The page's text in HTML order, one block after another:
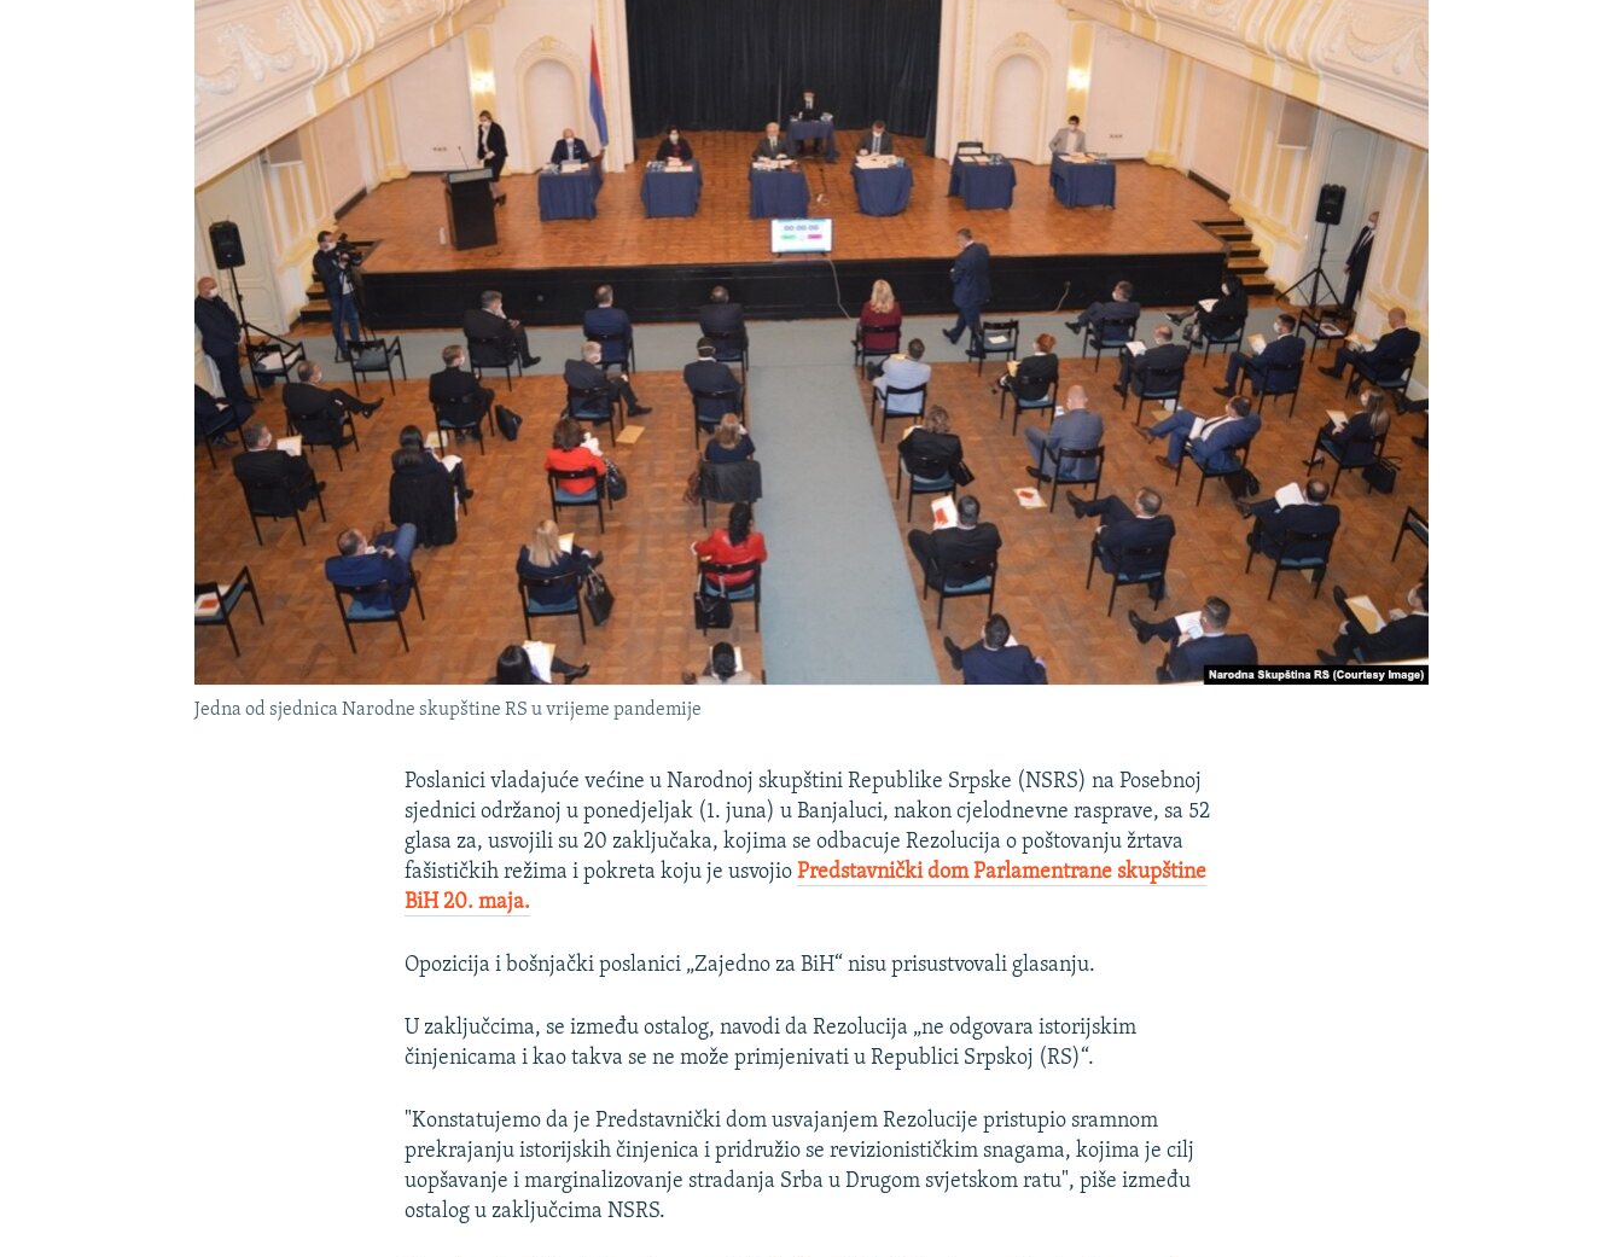
POPLAVE I KLIZIŠTA U BIH 2024.
TRI DECENIJE OD RATA U BIH
NASTANAK I RASPAD JUGOSLAVIJE
Jedna od sjednica Narodne skupštine RS u vrijeme pandemije
Poslanici vladajuće većine u Narodnoj skupštini Republike Srpske (NSRS) na Posebnoj
sjednici održanoj u ponedjeljak (1. juna) u Banjaluci, nakon cjelodnevne rasprave, sa 52
glasa za, usvojili su 20 zaključaka, kojima se odbacuje Rezolucija o poštovanju žrtava
fašističkih režima i pokreta koju je usvojioPredstavnički dom Parlamentrane skupštine
BiH 20. maja.
Opozicija i bošnjački poslanici „Zajedno za BiH“ nisu prisustvovali glasanju.
U zaključcima, se između ostalog, navodi da Rezolucija „ne odgovara istorijskim
činjenicama i kao takva se ne može primjenivati u Republici Srpskoj (RS)“.
"Konstatujemo da je Predstavnički dom usvajanjem Rezolucije pristupio sramnom
prekrajanju istorijskih činjenica i pridružio se revizionističkim snagama, kojima je cilj
uopšavanje i marginalizovanje stradanja Srba u Drugom svjetskom ratu", piše između
ostalog u zaključcima NSRS.